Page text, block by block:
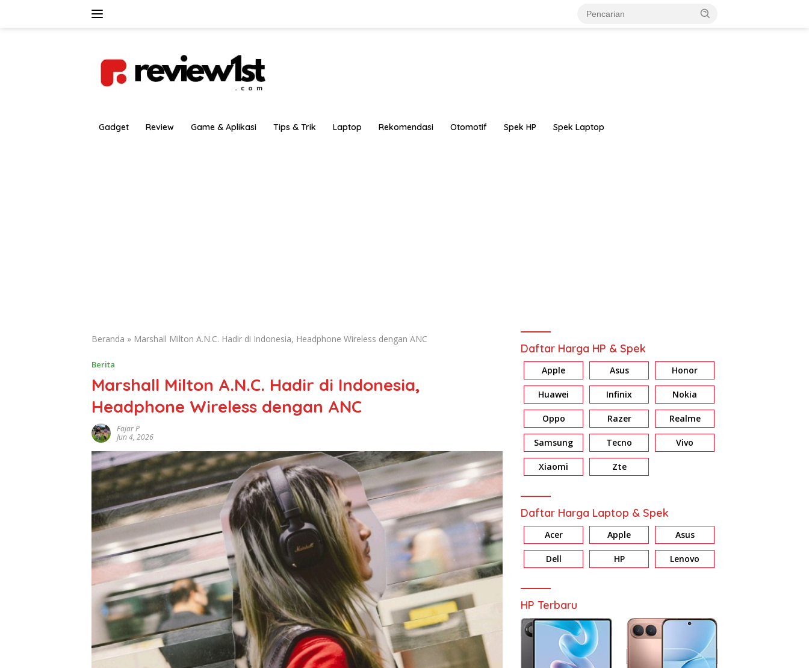
Gadget Review Game & Aplikasi Tips & Trik Laptop Rekomendasi Otomotif Spek HP Spek Laptop
Beranda » Marshall Milton A.N.C. Hadir di Indonesia, Headphone Wireless dengan ANC
Berita
Marshall Milton A.N.C. Hadir di Indonesia,
Headphone Wireless dengan ANC
Fajar P
Jun 4, 2026
Daftar Harga HP & Spek
Apple Asus Honor
Huawei Infinix Nokia
Oppo Razer Realme
Samsung Tecno Vivo
Xiaomi Zte
Daftar Harga Laptop & Spek
Acer Apple Asus
Dell HP Lenovo
HP Terbaru